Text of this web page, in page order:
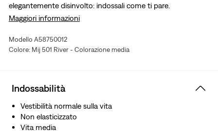
elegantemente disinvolto: indossali come ti pare.
Una collezione moderna che unisce la nostra iconica
I nostri leggendari jeans dal taglio dritto, con classica
patta con bottoni
Cotone da coltivazioni biologiche
Esclusione di responsabilità: malgrado l’indicazione
Shrink-to-Fit™ sulle etichette di questo capo, questo
denim è già sanforizzato
Maggiori informazioni
Modello A58750012
Colore: Mij 501 River - Colorazione media
Indossabilità
Vestibilità normale sulla vita
Non elasticizzato
Vita media